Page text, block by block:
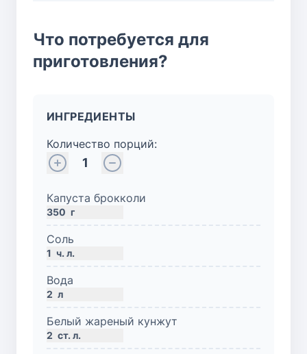
Что потребуется для
приготовления?
ИНГРЕДИЕНТЫ
Количество порций:
1
Капуста брокколи
350 г
Соль
1 ч. л.
Вода
2 л
Белый жареный кунжут
2 ст. л.